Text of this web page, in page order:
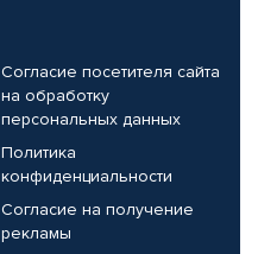
Согласие посетителя сайта
на обработку
персональных данных
Политика
конфиденциальности
Согласие на получение
рекламы